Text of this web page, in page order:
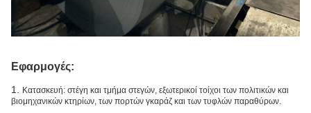
Εφαρμογές:
1.
Κατασκευή: στέγη και τμήμα στεγών, εξωτερικοί τοίχοι των πολιτικών και
βιομηχανικών κτηρίων, των πορτών γκαράζ και των τυφλών παραθύρων.